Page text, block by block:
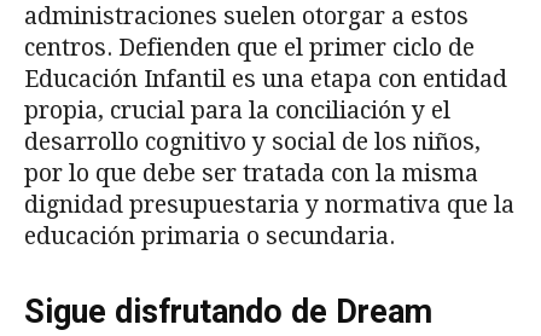
administraciones suelen otorgar a estos
centros. Defienden que el primer ciclo de
Educación Infantil es una etapa con entidad
propia, crucial para la conciliación y el
desarrollo cognitivo y social de los niños,
por lo que debe ser tratada con la misma
dignidad presupuestaria y normativa que la
educación primaria o secundaria.
Sigue disfrutando de Dream